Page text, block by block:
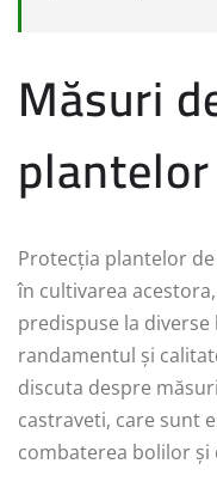
Măsuri
Protecția plantelor
în cultivarea
predispuse la
randamentul și
discuta despre
castraveti, care sunt
combaterea bolilor